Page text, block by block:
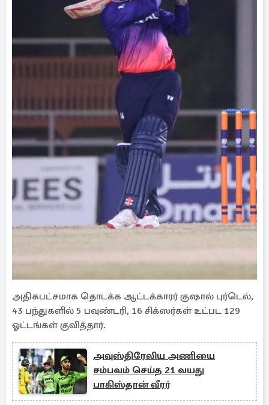
அதிகபட்சமாக தொடக்க ஆட்டக்காரர் குஷால் புர்டெல்,
43 பந்துகளில் 5 பவுண்டரி, 16 சிக்ஸர்கள் உட்பட 129
ஓட்டங்கள் குவித்தார்.
அவுஸ்திரேலிய அணியை
சம்பவம் செய்த 21 வயது
பாகிஸ்தான் வீரர்